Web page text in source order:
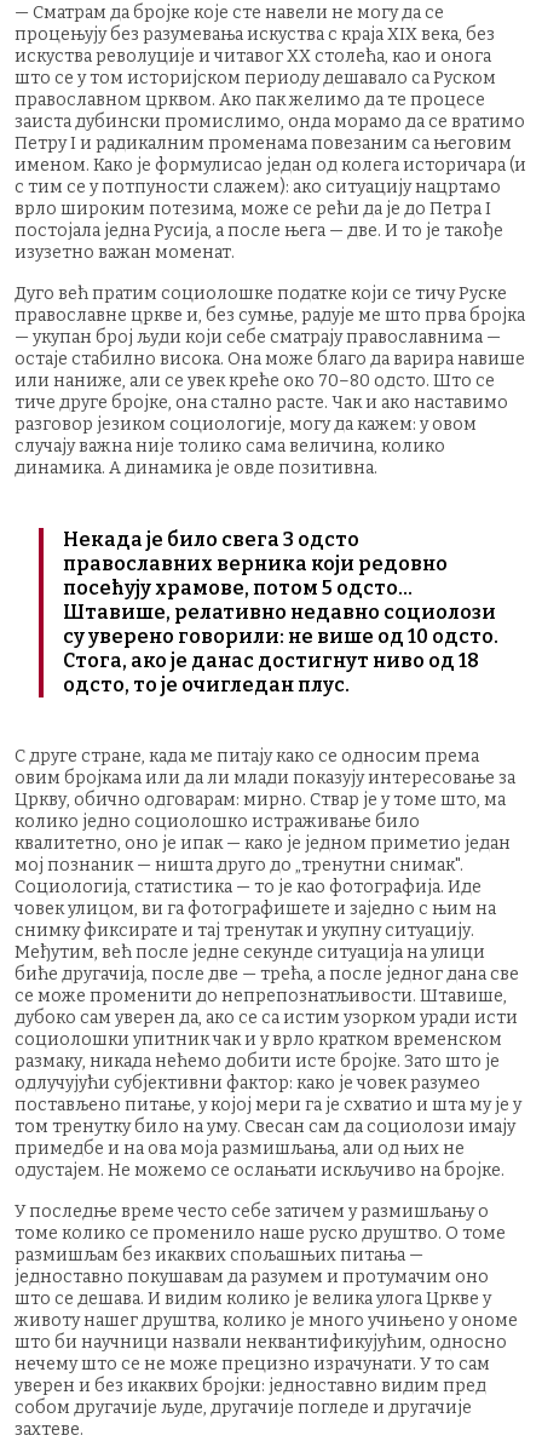
— Сматрам да бројке које сте навели не могу да се
процењују без разумевања искуства с краја XIX века, без
искуства револуције и читавог XX столећа, као и онога
што се у том историјском периоду дешавало са Руском
православном црквом. Ако пак желимо да те процесе
заиста дубински промислимо, онда морамо да се вратимо
Петру I и радикалним променама повезаним са његовим
именом. Како је формулисао један од колега историчара (и
с тим се у потпуности слажем): ако ситуацију нацртамо
врло широким потезима, може се рећи да је до Петра I
постојала једна Русија, а после њега — две. И то је такође
изузетно важан моменат.
Дуго већ пратим социолошке податке који се тичу Руске
православне цркве и, без сумње, радује ме што прва бројка
— укупан број људи који себе сматрају православнима —
остаје стабилно висока. Она може благо да варира навише
или наниже, али се увек креће око 70–80 одсто. Што се
тиче друге бројке, она стално расте. Чак и ако наставимо
разговор језиком социологије, могу да кажем: у овом
случају важна није толико сама величина, колико
динамика. А динамика је овде позитивна.
Некада је било свега 3 одсто
православних верника који редовно
посећују храмове, потом 5 одсто...
Штавише, релативно недавно социолози
су уверено говорили: не више од 10 одсто.
Стога, ако је данас достигнут ниво од 18
одсто, то је очигледан плус.
С друге стране, када ме питају како се односим према
овим бројкама или да ли млади показују интересовање за
Цркву, обично одговарам: мирно. Ствар је у томе што, ма
колико једно социолошко истраживање било
квалитетно, оно је ипак — како је једном приметио један
мој познаник — ништа друго до „тренутни снимак".
Социологија, статистика — то је као фотографија. Иде
човек улицом, ви га фотографишете и заједно с њим на
снимку фиксирате и тај тренутак и укупну ситуацију.
Међутим, већ после једне секунде ситуација на улици
биће другачија, после две — трећа, а после једног дана све
се може променити до непрепознатљивости. Штавише,
дубоко сам уверен да, ако се са истим узорком уради исти
социолошки упитник чак и у врло кратком временском
размаку, никада нећемо добити исте бројке. Зато што је
одлучујући субјективни фактор: како је човек разумео
постављено питање, у којој мери га је схватио и шта му је у
том тренутку било на уму. Свесан сам да социолози имају
примедбе и на ова моја размишљања, али од њих не
одустајем. Не можемо се ослањати искључиво на бројке.
У последње време често себе затичем у размишљању о
томе колико се променило наше руско друштво. О томе
размишљам без икаквих спољашњих питања —
једноставно покушавам да разумем и протумачим оно
што се дешава. И видим колико је велика улога Цркве у
животу нашег друштва, колико је много учињено у ономе
што би научници назвали неквантификујућим, односно
нечему што се не може прецизно израчунати. У то сам
уверен и без икаквих бројки: једноставно видим пред
собом другачије људе, другачије погледе и другачије
захтеве.